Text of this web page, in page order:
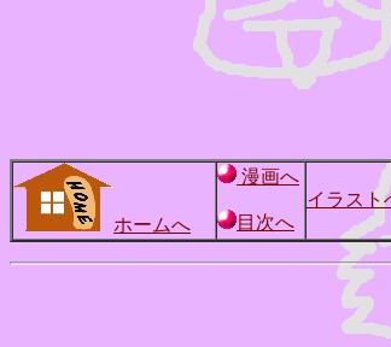
ホームへ
漫画へ
目次へ
イラスト